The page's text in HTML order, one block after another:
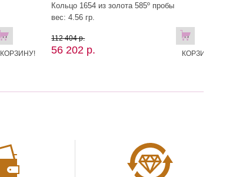
В
КОРЗИНУ!
Кольцо 1654 из золота 585º пробы
вес: 4.56 гр.
112 404 р.
56 202 р.
В
КОРЗИНУ!